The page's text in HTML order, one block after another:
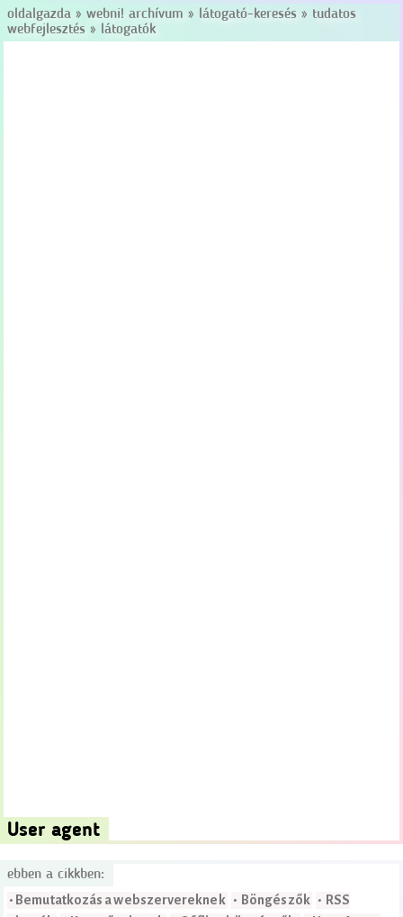
oldalgazda » webni! archívum » látogató-keresés » tudatos
webfejlesztés » látogatók
User agent
ebben a cikkben:
• Bemutatkozás a webszervereknek • Böngészők • RSS